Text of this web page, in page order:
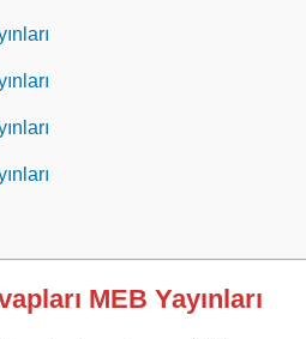
MEB Yayınları